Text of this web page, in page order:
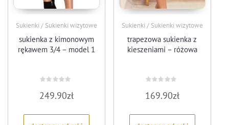
Sukienki / Sukienki wizytowe
sukienka z kimonowym
rękawem 3/4 – model 1
0
na
249.90zł
Sukienki / Sukienki wizytowe
trapezowa sukienka z
kieszeniami – różowa
0
na
169.90zł